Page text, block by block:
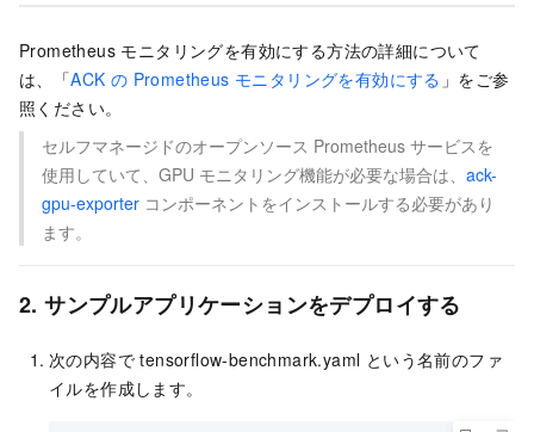
Prometheus モニタリングを有効にする方法の詳細について
は、「ACK の Prometheus モニタリングを有効にする 」をご参
照ください。
セルフマネージドのオープンソース Prometheus サービスを
使用していて、GPU モニタリング機能が必要な場合は、 ack-
gpu-exporter コンポーネントをインストールする必要があり
ます。
2. サンプルアプリケーションをデプロイする
次の内容で tensorflow-benchmark.yaml という名前のファ
イルを作成します。